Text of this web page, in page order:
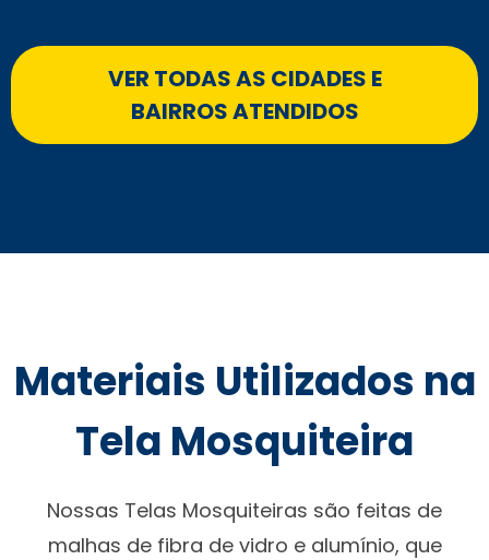
VER TODAS AS CIDADES E
BAIRROS ATENDIDOS
Materiais Utilizados na
Tela Mosquiteira
Nossas Telas Mosquiteiras são feitas de
malhas de fibra de vidro e alumínio, que